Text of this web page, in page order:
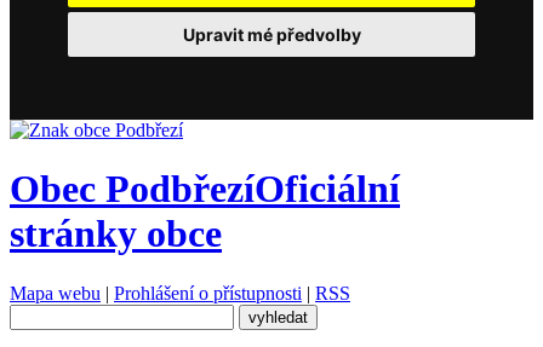
Upravit mé předvolby
Obec PodbřezíOficiální
stránky obce
Mapa webu | Prohlášení o přístupnosti | RSS